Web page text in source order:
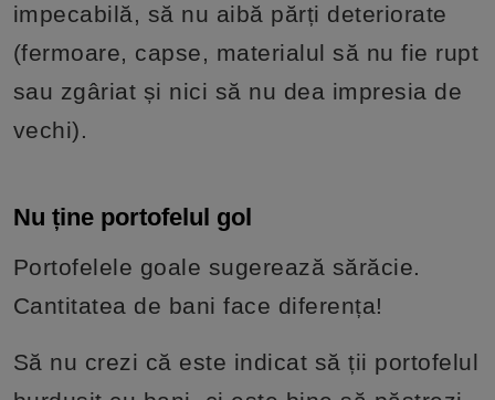
impecabilă, să nu aibă părți deteriorate
(fermoare, capse, materialul să nu fie rupt
sau zgâriat și nici să nu dea impresia de
vechi).
Nu ține portofelul gol
Portofelele goale sugerează sărăcie.
Cantitatea de bani face diferența!
Să nu crezi că este indicat să ții portofelul